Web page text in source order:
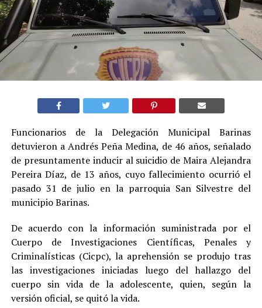
Funcionarios de la Delegación Municipal Barinas
detuvieron a Andrés Peña Medina, de 46 años, señalado
de presuntamente inducir al suicidio de Maira Alejandra
Pereira Díaz, de 13 años, cuyo fallecimiento ocurrió el
pasado 31 de julio en la parroquia San Silvestre del
municipio Barinas.
De acuerdo con la información suministrada por el
Cuerpo de Investigaciones Científicas, Penales y
Criminalísticas (Cicpc), la aprehensión se produjo tras
las investigaciones iniciadas luego del hallazgo del
cuerpo sin vida de la adolescente, quien, según la
versión oficial, se quitó la vida.